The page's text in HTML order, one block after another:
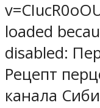
loaded
disabled:
Рецепт
канала